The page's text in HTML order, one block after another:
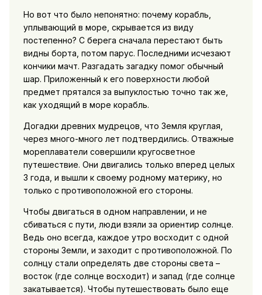
Но вот что было непонятно: почему корабль,
уплывающий в море, скрывается из виду
постепенно? С берега сначала перестают быть
видны борта, потом парус. Последними исчезают
кончики мачт. Разгадать загадку помог обычный
шар. Приложенный к его поверхности любой
предмет прятался за выпуклостью точно так же,
как уходящий в море корабль.
Догадки древних мудрецов, что Земля круглая,
через много-много лет подтвердились. Отважные
мореплаватели совершили кругосветное
путешествие. Они двигались только вперед целых
3 года, и вышли к своему родному материку, но
только с противоположной его стороны.
Чтобы двигаться в одном направлении, и не
сбиваться с пути, люди взяли за ориентир солнце.
Ведь оно всегда, каждое утро восходит с одной
стороны Земли, и заходит с противоположной. По
солнцу стали определять две стороны света –
восток (где солнце восходит) и запад (где солнце
закатывается). Чтобы путешествовать было еще